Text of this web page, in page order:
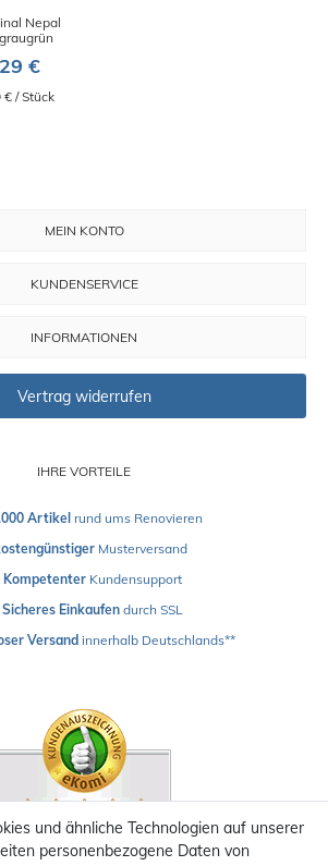
Nepal
€
€ / Stück
IHRE VORTEILE
Artikel rund ums Renovieren
Musterversand
Kompetenter Kundensupport
Sicheres Einkaufen durch SSL
Versand innerhalb Deutschlands**
MEIN KONTO
KUNDENSERVICE
INFORMATIONEN
Vertrag widerrufen
und ähnliche Technologien auf unserer
personenbezogene Daten von